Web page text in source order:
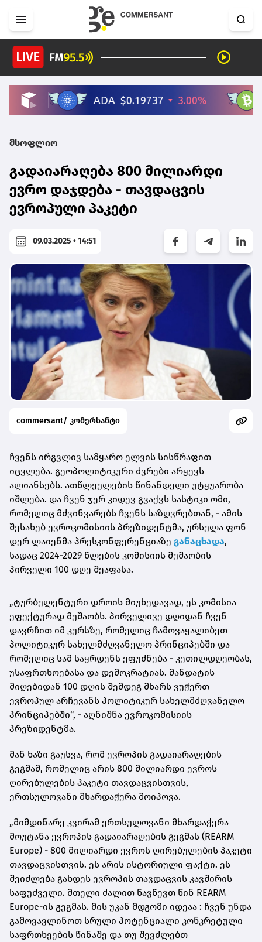
მსოფლიო
გადაიარაღება 800 მილიარდი
ევრო დაჯდება - თავდაცვის
ევროპული პაკეტი
09.03.2025 • 14:51
commersant/ კომერსანტი
ჩვენს ირგვლივ სამყარო ელვის სისწრაფით
იცვლება. გეოპოლიტიკური ძვრები არყევს
ალიანსებს. ათწლეულების წინანდელი უტყუარობა
იშლება. და ჩვენ ჯერ კიდევ გვაქვს სასტიკი ომი,
რომელიც მძვინვარებს ჩვენს საზღვრებთან, - ამის
შესახებ ევროკომისიის პრეზიდენტმა, ურსულა ფონ
დერ ლაიენმა პრესკონფერენციაზე განაცხადა,
სადაც 2024-2029 წლების კომისიის მუშაობის
პირველი 100 დღე შეაფასა.
„ტურბულენტური დროის მიუხედავად, ეს კომისია
ეფექტურად მუშაობს. პირველივე დღიდან ჩვენ
დავრჩით იმ კურსზე, რომელიც ჩამოვაყალიბეთ
პოლიტიკურ სახელმძღვანელო პრინციპებში და
რომელიც სამ საყრდენს ეფუძნება - კეთილდღეობას,
უსაფრთხოებასა და დემოკრატიას. მანდატის
მიღებიდან 100 დღის შემდეგ მხარს ვუჭერთ
ევროპულ არჩევანს პოლიტიკურ სახელმძღვანელო
პრინციპებში“, - აღნიშნა ევროკომისიის
პრეზიდენტმა.
მან ხაზი გაუსვა, რომ ევროპის გადაიარაღების
გეგმამ, რომელიც არის 800 მილიარდი ევროს
ღირებულების პაკეტი თავდაცვისთვის,
ერთსულოვანი მხარდაჭერა მოიპოვა.
„მიმდინარე კვირამ ერთსულოვანი მხარდაჭერა
მოუტანა ევროპის გადაიარაღების გეგმას (REARM
Europe) - 800 მილიარდი ევროს ღირებულების პაკეტი
თავდაცვისთვის. ეს არის ისტორიული ფაქტი. ეს
შეიძლება გახდეს ევროპის თავდაცვის კავშირის
საფუძველი. მთელი ძალით წავწევთ წინ REARM
Europe-ის გეგმას. მის უკან მდგომი იდეაა : ჩვენ უნდა
გამოვავლინოთ სრული პოტენციალი კონკრეტული
საფრთხეების წინაშე და თუ შევძლებთ